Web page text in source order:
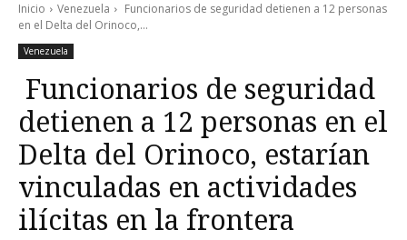
Inicio Venezuela
Funcionarios de seguridad detienen a 12 personas
en el Delta del Orinoco,...
Venezuela
Funcionarios de seguridad
detienen a 12 personas en el
Delta del Orinoco, estarían
vinculadas en actividades
ilícitas en la frontera